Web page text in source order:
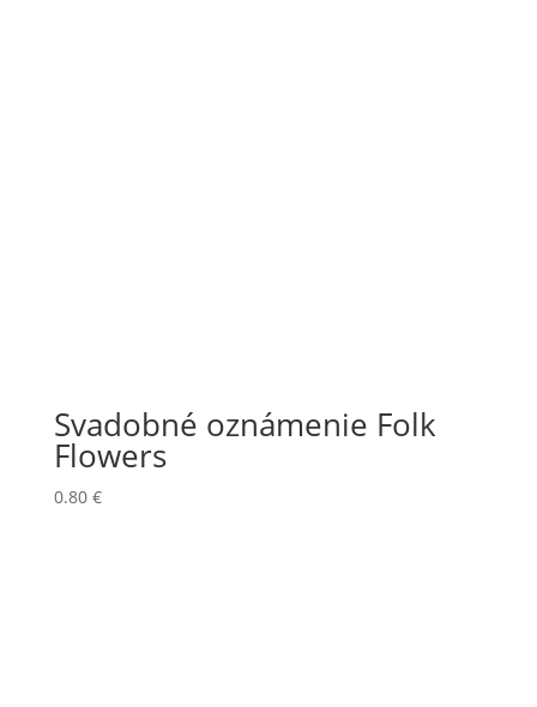
Svadobné oznámenie Folk
Flowers
0.80 €